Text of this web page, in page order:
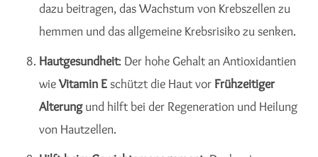
dazu beitragen, das Wachstum von Krebszellen zu
hemmen und das allgemeine Krebsrisiko zu senken.
Hautgesundheit: Der hohe Gehalt an Antioxidantien
wieVitamin Eschützt die Haut vor Frühzeitiger
Alterungund hilft bei der Regeneration und Heilung
von Hautzellen.